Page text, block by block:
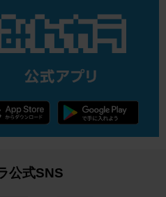
公式SNS